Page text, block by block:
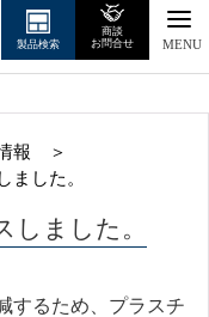
MENU
製品検索
商談
お問合せ
報 ＞
ました。
しました。
するため、プラスチ